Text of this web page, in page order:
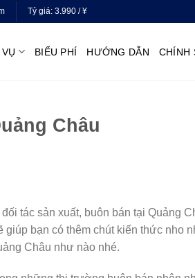
Tỷ giá: 3.990 / ¥
BIỂU PHÍ HƯỚNG DẪN CHÍNH
Châu
tác sản xuất, buôn bán tại Quảng
bạn có thêm chút kiến thức nho
Châu như nào nhé.